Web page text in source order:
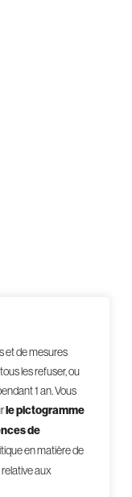
et de mesures
les refuser, ou
1 an.Vous
le pictogramme
de
en matière de
aux